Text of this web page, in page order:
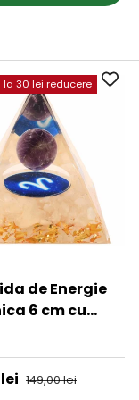
la 30 lei reducere
de Energie
6 cm cu
Zodiei
pentru
vânzare
Preț obișnuit
149,00 lei